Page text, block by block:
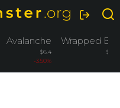
Avalanche
$6.4
-3.50%
Wrapped